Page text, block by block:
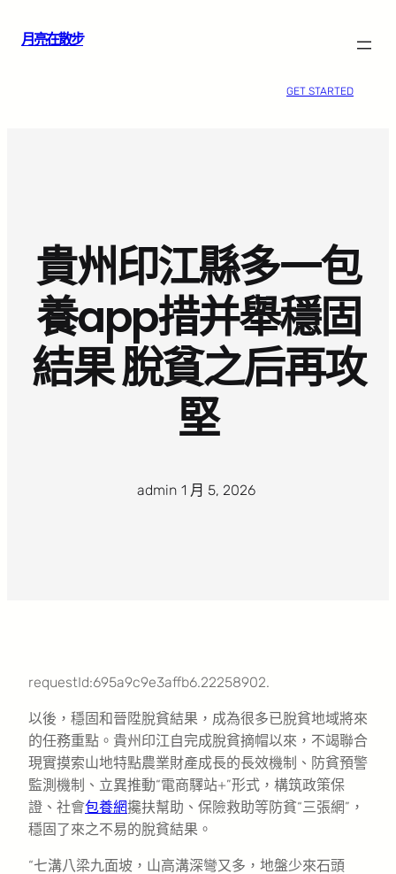
月亮在散步
GET STARTED
貴州印江縣多一包
養app措并舉穩固
結果 脫貧之后再攻
堅
admin· 1 月 5, 2026·
requestId:695a9c9e3affb6.22258902.
以後，穩固和晉陞脫貧結果，成為很多已脫貧地域將來
的任務重點。貴州印江自完成脫貧摘帽以來，不竭聯合
現實摸索山地特點農業財產成長的長效機制、防貧預警
監測機制、立異推動“電商驛站+”形式，構筑政策保
證、社會包養網攙扶幫助、保險救助等防貧“三張網”，
穩固了來之不易的脫貧結果。
“七溝八梁九面坡，山高溝深彎又多，地盤少來石頭